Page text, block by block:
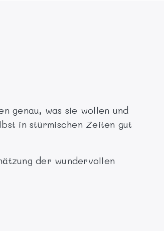
genau, was sie wollen und
in stürmischen Zeiten gut
der wundervollen